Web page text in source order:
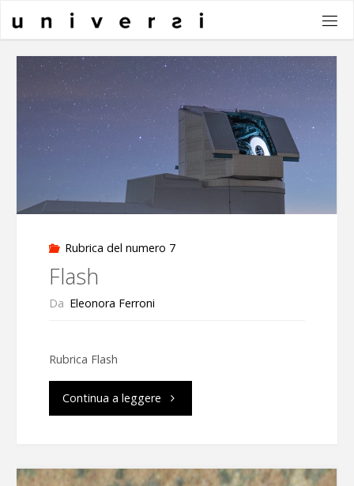
Rubrica del numero 7
Flash
Da Eleonora Ferroni
Rubrica Flash
Continua a leggere"Flash"